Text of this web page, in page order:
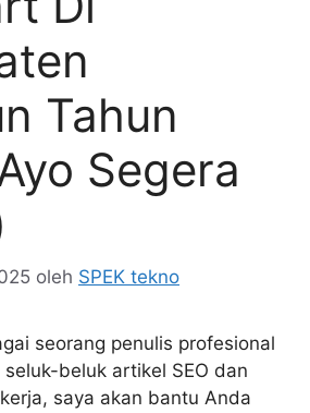
Tahun
Segera
oleh SPEK tekno
seorang penulis profesional
beluk artikel SEO dan
saya akan bantu Anda